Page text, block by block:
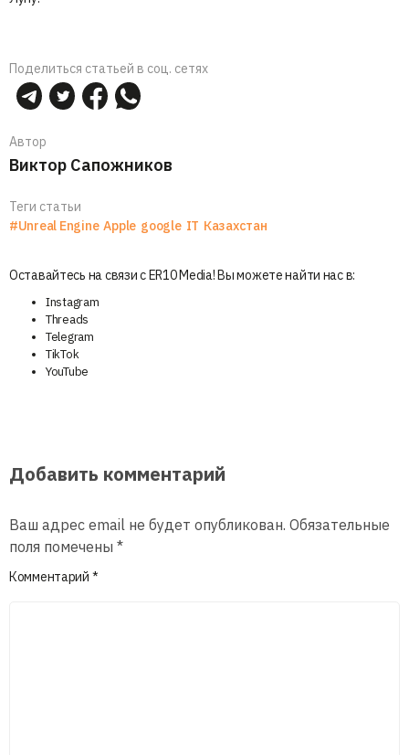
Поделиться статьей в соц. сетях
Автор
Виктор Сапожников
Теги статьи
#Unreal Engine Apple google IT Казахстан
Оставайтесь на связи с ER10 Media! Вы можете найти нас в:
Instagram
Threads
Telegram
TikTok
YouTube
Добавить комментарий
Ваш адрес email не будет опубликован. Обязательные
поля помечены *
Комментарий *